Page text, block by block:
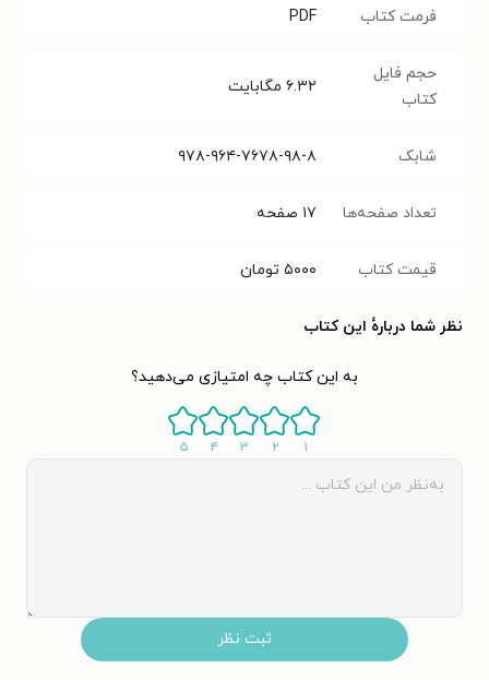
فرمت کتاب PDF
حجم فایل
کتاب
۶.۳۲ مگابایت
شابک ۹۷۸-۹۶۴-۷۶۷۸-۹۸-۸
تعداد صفحه‌ها ۱۷ صفحه
قیمت کتاب ۵۰۰۰ تومان
نظر شما دربارهٔ این کتاب
به این کتاب چه امتیازی می‌دهید؟
۱ ۲ ۳ ۴ ۵
ثبت نظر